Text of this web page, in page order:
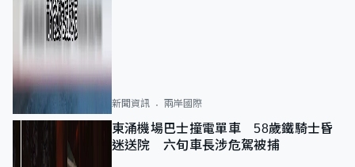
新聞資訊 兩岸國際
東涌機場巴士撞電單車 58歲鐵騎士昏
迷送院 六旬車長涉危駕被捕